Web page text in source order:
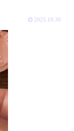
2025.10.30